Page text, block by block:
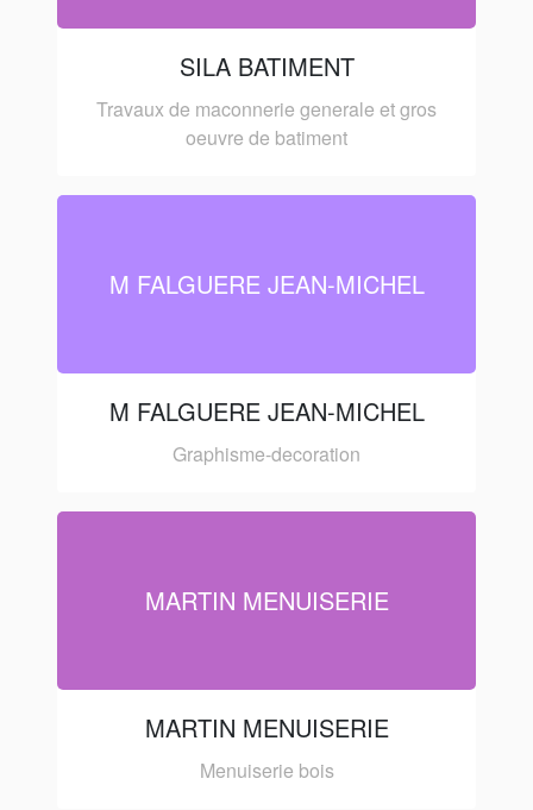
SILA BATIMENT
Travaux de maconnerie generale et gros
oeuvre de batiment
M FALGUERE JEAN-MICHEL
M FALGUERE JEAN-MICHEL
Graphisme-decoration
MARTIN MENUISERIE
MARTIN MENUISERIE
Menuiserie bois